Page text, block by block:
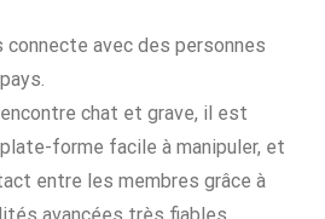
connecte avec des personnes
chat et grave, il est
forme facile à manipuler, et
entre les membres grâce à